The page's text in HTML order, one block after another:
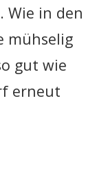
Wie in den
mühselig
gut wie
erneut